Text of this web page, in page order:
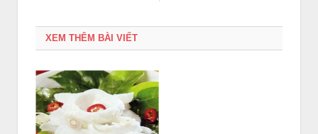
XEM THÊM BÀI VIẾT